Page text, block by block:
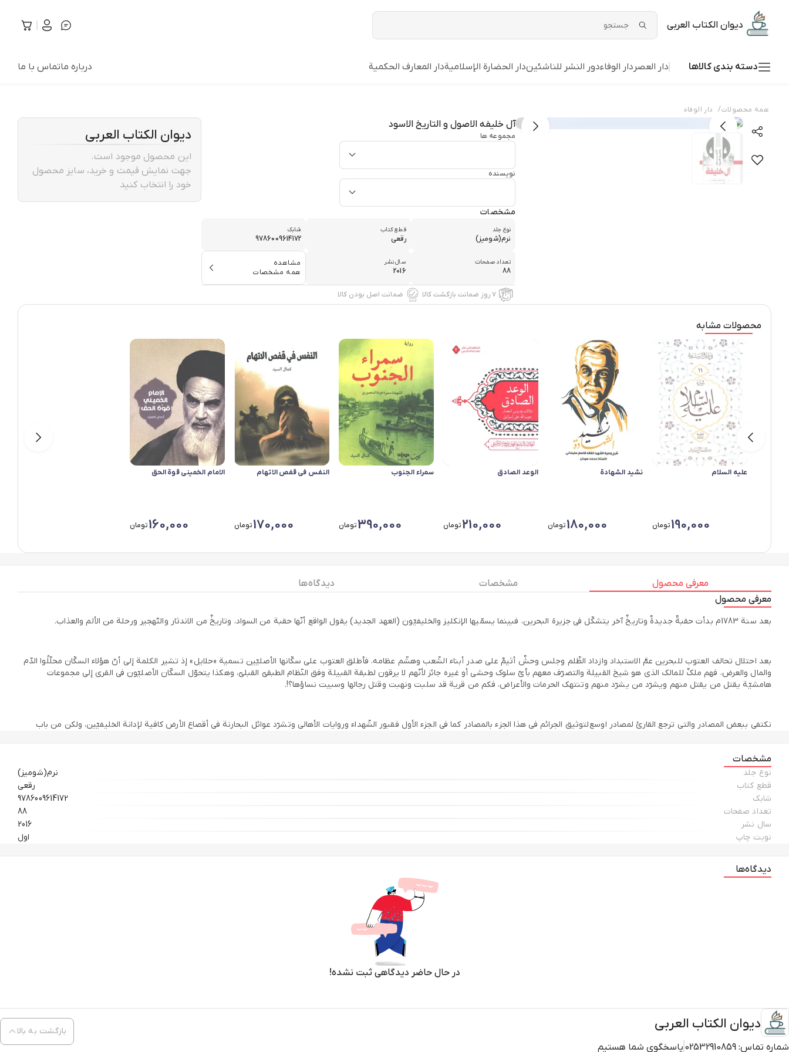
دیوان الکتاب العربی
دسته بندی کالاها دار العصر دار الوفاءدور النشر للناشئیندار الحضارة الإسلامیةدار المعارف الحکمیة درباره ماتماس با ما
همه محصولات/ دار الوفاء
آل خلیفه الاصول و التاریخ الاسود
مجموعه ها
نویسنده
مشخصات
نوع جلد
نرم(شومیز)
قطع کتاب
رقعی
شابک
9786009614172
تعداد صفحات
88
سال نشر
2016
مشاهده
همه مشخصات
۷ روز ضمانت بازگشت کالا ضمانت اصل بودن کالا
دیوان الکتاب العربی
این محصول موجود است.
جهت نمایش قیمت و خرید، سایز محصول
خود را انتخاب کنید
محصولات مشابه
علیه السلام
190,000تومان
نشید الشهادة
180,000تومان
الوعد الصادق
210,000تومان
سمراء الجنوب
390,000تومان
النفس فی قفص الاتهام
170,000تومان
الامام الخمینی قوة الحق
160,000تومان
معرفی محصول مشخصات
دیدگاه ها
معرفی محصول
بعد سنة 1783م بدأت حقبةٌ جدیدةٌ وتاریخٌ آخر یتشکّل فی جزیرة البحرین، فبینما یسمّیها الإنکلیز والخلیفیّون (العهد الجدید) یقول الواقع أنّها حقبة من السواد، وتاریخٌ من الاندثار والتّهجیر ورحلة من الألم والعذاب.
بعد احتلال تحالف العتوب للبحرین عمَّ الاستبداد وازداد الظّلم وجلس وحشٌ أثیمٌ علی صدر أبناء الشّعب وهشّم عظامه، فأطلق العتوب علی سکّانها الأصلیّین تسمیة «حلایل» إذ تشیر الکلمة إلی أنّ هؤلاء السکّان محلّلُوا الدّم
والمال والعرض، فهم ملکٌ للمالک الذی هو شیخ القبیلة والتصرّف معهم بأیّ سلوک وحشی أو غیره جائز لأنّهم لا یرقون لطبقة القبیلة وفق النّظام الطبقیّ القبلیّ، وهکذا یتحوّل السکّان الأصلیّون فی القری إلی مجموعات
هامشیّة یقتل من یقتل منهم ویشرّد من یشرّد منهم وتنتهک الحرمات والأعراض، فکم من قریة قد سلبت ونهبت وقتل رجالها وسبیت نساؤها؟!.
نکتفی ببعض المصادر والتی ترجع القارئ لمصادر اوسع لتوثیق الجرائم فی هذا الجزء بالمصادر کما فی الجزء الأول فقبور الشّهداء وروایات الأهالی وتشرّد عوائل البحارنة فی أقصاع الأرض کافیة لإدانة الخلیفیّین، ولکن من باب
مشخصات
نوع جلد
نرم(شومیز)
قطع کتاب
رقعی
شابک
9786009614172
تعداد صفحات
88
سال نشر
2016
نوبت چاپ
اول
دیدگاه‌ها
در حال حاضر دیدگاهی ثبت نشده!
دیوان الکتاب العربی
شماره تماس: 02532910859 پاسخگوی شما هستیم
بازگشت به بالا